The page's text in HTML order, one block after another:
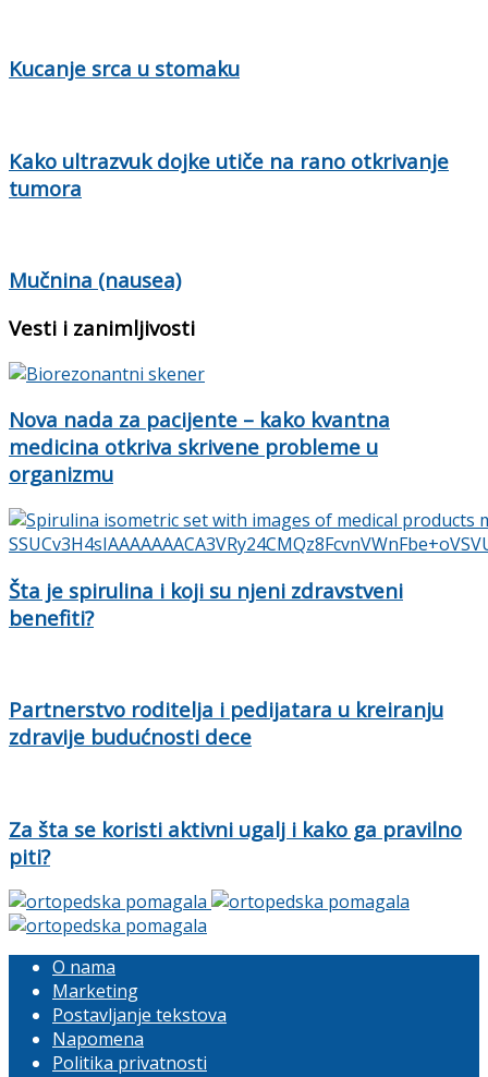
Kucanje srca u stomaku
Kako ultrazvuk dojke utiče na rano otkrivanje
tumora
Mučnina (nausea)
Vesti i zanimljivosti
Nova nada za pacijente – kako kvantna
medicina otkriva skrivene probleme u
organizmu
Šta je spirulina i koji su njeni zdravstveni
benefiti?
Partnerstvo roditelja i pedijatara u kreiranju
zdravije budućnosti dece
Za šta se koristi aktivni ugalj i kako ga pravilno
piti?
O nama
Marketing
Postavljanje tekstova
Napomena
Politika privatnosti